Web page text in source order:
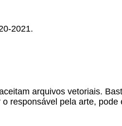
2021.
arquivos vetoriais.
responsável pela arte, pode